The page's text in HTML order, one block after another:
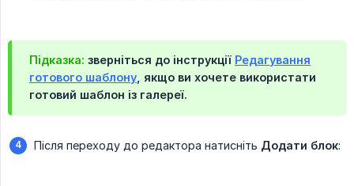
Підказка: зверніться до інструкції Редагування
готового шаблону , якщо ви хочете використати
готовий шаблон із галереї.
Після переходу до редактора натисніть Додати блок: